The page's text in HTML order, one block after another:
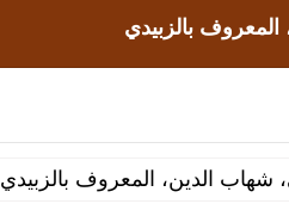
بالزبيدي
الدين، المعروف بالزبيدي